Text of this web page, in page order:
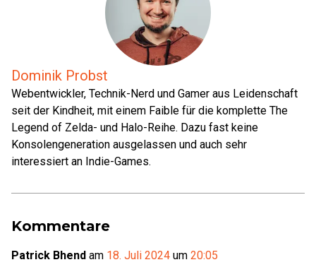
Dominik Probst
Webentwickler, Technik-Nerd und Gamer aus Leidenschaft
seit der Kindheit, mit einem Faible für die komplette The
Legend of Zelda- und Halo-Reihe. Dazu fast keine
Konsolengeneration ausgelassen und auch sehr
interessiert an Indie-Games.
Kommentare
Patrick Bhend am 18. Juli 2024 um 20:05